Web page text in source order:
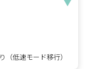
低速モード移行）